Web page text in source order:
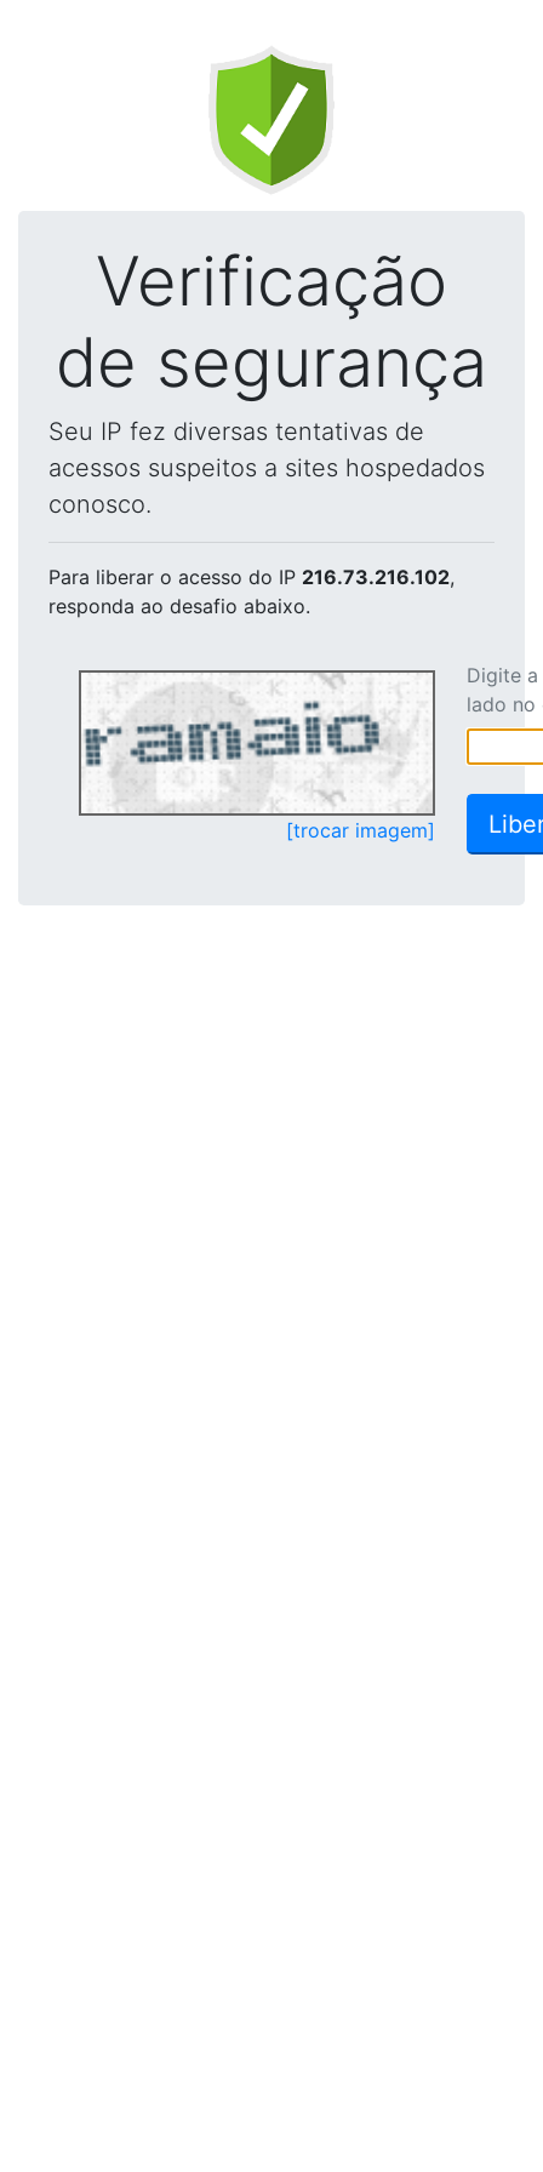
Verificação
de segurança
Seu IP fez diversas tentativas de
acessos suspeitos a sites hospedados
conosco.
Para liberar o acesso do IP 216.73.216.102,
responda ao desafio abaixo.
[trocar imagem]
Digite
lado no